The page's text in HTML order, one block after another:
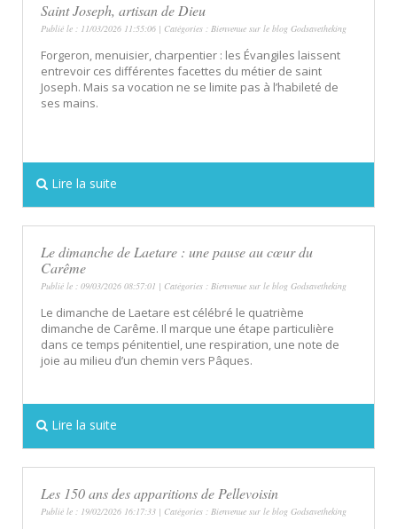
Saint Joseph, artisan de Dieu
Publié le : 11/03/2026 11:55:06 | Catégories : Bienvenue sur le blog Godsavetheking
Forgeron, menuisier, charpentier : les Évangiles laissent
entrevoir ces différentes facettes du métier de saint
Joseph. Mais sa vocation ne se limite pas à l’habileté de
ses mains.
Lire la suite
Le dimanche de Laetare : une pause au cœur du
Carême
Publié le : 09/03/2026 08:57:01 | Catégories : Bienvenue sur le blog Godsavetheking
Le dimanche de Laetare est célébré le quatrième
dimanche de Carême. Il marque une étape particulière
dans ce temps pénitentiel, une respiration, une note de
joie au milieu d’un chemin vers Pâques.
Lire la suite
Les 150 ans des apparitions de Pellevoisin
Publié le : 19/02/2026 16:17:33 | Catégories : Bienvenue sur le blog Godsavetheking